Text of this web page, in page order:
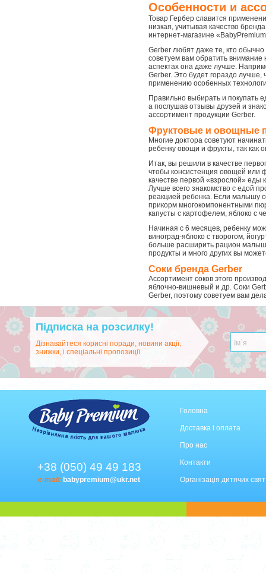
Особенности и
Товар Гербер славится
низкая, учитывая качество
интернет-магазине
Gerber любят даже те, кто
советуем вам обратить внимание
аспектах она даже лучше.
Gerber. Это будет гораздо
применению особенных
Правильно выбирать и покупать
а послушав отзывы друзей и
ассортимент продукции Gerber.
Фруктовые и овощные
Многие доктора советуют
ребенку овощи и фрукты, так как
Итак, вы решили в качестве
чтобы консистенция овощей или
качестве первой «взрослой» еды
Лучше всего знакомство с едой
реакцией ребенка. Если малышу
прикорм многокомпонентными
капусты с картофелем, яблоко с
Начиная с 6 месяцев, ребенку
виноград-яблоко с творогом,
больше расширить рацион
продукты и много других вы
Соки бренда Gerber
Ассортимент соков этого
яблочно-вишневый и др. Соки
Gerber, поэтому советуем вам
Підписка на розсилку!
Дізнавайтеся корисні поради, новини акції,
знижки, і спеціальні пропозиції.
+38 (050) 49 49 183
e-mail: babypremium@ukr.net
Головна
Доставка і оплата
Про нас
Контакти
Організація дитячих свят